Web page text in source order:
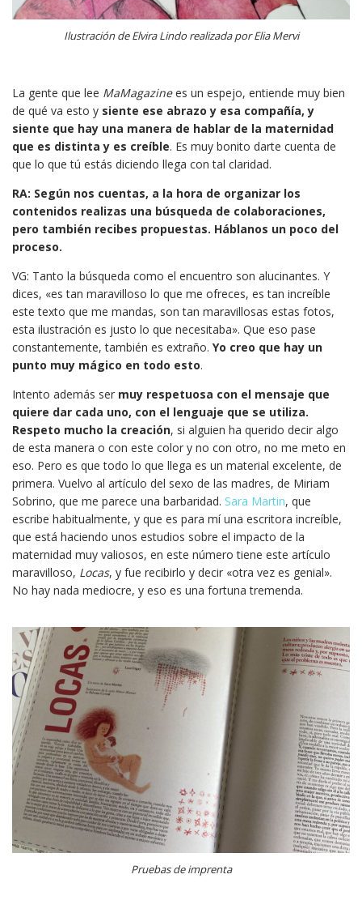
Ilustración de Elvira Lindo realizada por Elia Mervi
La gente que lee MaMagazinees un espejo, entiende muy bien
de qué va esto y siente ese abrazo y esa compañía, y
siente que hay una manera de hablar de la maternidad
que es distinta y es creíble. Es muy bonito darte cuenta de
que lo que tú estás diciendo llega con tal claridad.
RA: Según nos cuentas, a la hora de organizar los
contenidos realizas una búsqueda de colaboraciones,
pero también recibes propuestas. Háblanos un poco del
proceso.
VG: Tanto la búsqueda como el encuentro son alucinantes. Y
dices, «es tan maravilloso lo que me ofreces, es tan increíble
este texto que me mandas, son tan maravillosas estas fotos,
esta ilustración es justo lo que necesitaba». Que eso pase
constantemente, también es extraño. Yo creo que hay un
punto muy mágico en todo esto.
Intento además ser muy respetuosa con el mensaje que
quiere dar cada uno, con el lenguaje que se utiliza.
Respeto mucho la creación, si alguien ha querido decir algo
de esta manera o con este color y no con otro, no me meto en
eso. Pero es que todo lo que llega es un material excelente, de
primera. Vuelvo al artículo del sexo de las madres, de Miriam
Sobrino, que me parece una barbaridad. Sara Martin, que
escribe habitualmente, y que es para mí una escritora increíble,
que está haciendo unos estudios sobre el impacto de la
maternidad muy valiosos, en este número tiene este artículo
maravilloso, Locas, y fue recibirlo y decir «otra vez es genial».
No hay nada mediocre, y eso es una fortuna tremenda.
Pruebas de imprenta